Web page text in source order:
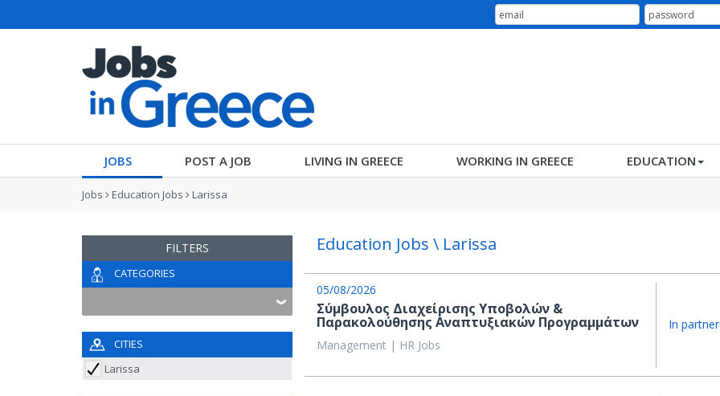
JOBS POST A JOB LIVING IN GREECE WORKING IN GREECE EDUCATION
Jobs Education Jobs Larissa
FILTERS
CATEGORIES
CITIES
Larissa
Education Jobs \ Larissa
05/08/2026
Σύμβουλος Διαχείρισης Υποβολών &
Παρακολούθησης Αναπτυξιακών Προγραμμάτων
Management | HR Jobs
In